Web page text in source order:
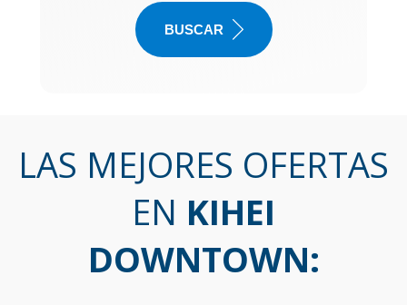
BUSCAR
LAS MEJORES OFERTAS
EN KIHEI
DOWNTOWN: